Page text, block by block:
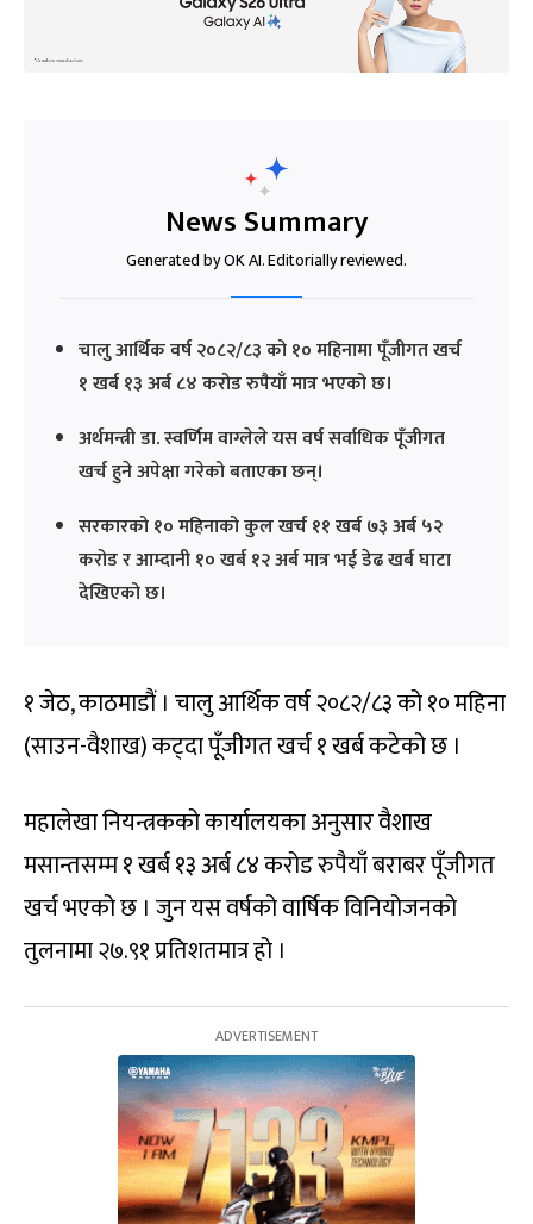
News Summary
Generated by OK AI. Editorially reviewed.
चालु आर्थिक वर्ष २०८२/८३ को १० महिनामा पूँजीगत खर्च
१ खर्ब १३ अर्ब ८४ करोड रुपैयाँ मात्र भएको छ।
अर्थमन्त्री डा. स्वर्णिम वाग्लेले यस वर्ष सर्वाधिक पूँजीगत
खर्च हुने अपेक्षा गरेको बताएका छन्।
सरकारको १० महिनाको कुल खर्च ११ खर्ब ७३ अर्ब ५२
करोड र आम्दानी १० खर्ब १२ अर्ब मात्र भई डेढ खर्ब घाटा
देखिएको छ।
१ जेठ, काठमाडौं । चालु आर्थिक वर्ष २०८२/८३ को १० महिना
(साउन-वैशाख) कट्दा पूँजीगत खर्च १ खर्ब कटेको छ ।
महालेखा नियन्त्रकको कार्यालयका अनुसार वैशाख
मसान्तसम्म १ खर्ब १३ अर्ब ८४ करोड रुपैयाँ बराबर पूँजीगत
खर्च भएको छ । जुन यस वर्षको वार्षिक विनियोजनको
तुलनामा २७.९१ प्रतिशतमात्र हो ।